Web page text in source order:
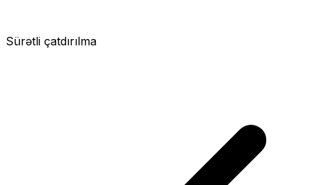
Sürətli çatdırılma